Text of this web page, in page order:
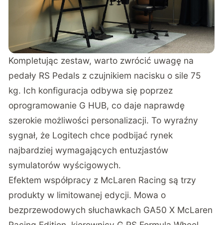
Kompletując zestaw, warto zwrócić uwagę na
pedały RS Pedals z czujnikiem nacisku o sile 75
kg. Ich konfiguracja odbywa się poprzez
oprogramowanie G HUB, co daje naprawdę
szerokie możliwości personalizacji. To wyraźny
sygnał, że Logitech chce podbijać rynek
najbardziej wymagających entuzjastów
symulatorów wyścigowych.
Efektem współpracy z McLaren Racing są trzy
produkty w limitowanej edycji. Mowa o
bezprzewodowych słuchawkach GA50 X McLaren